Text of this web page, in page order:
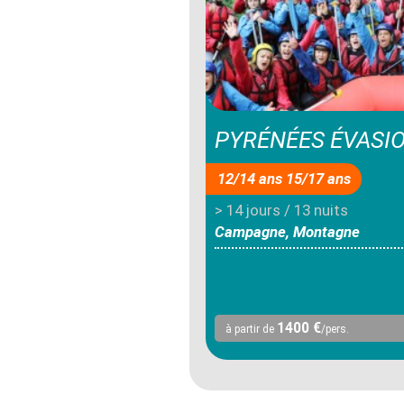
PYRÉNÉES
12/14 ans 15/17 ans
> 14 jours / 13 nuits
Campagne, Montagne
à partir de 1400 €/pers.